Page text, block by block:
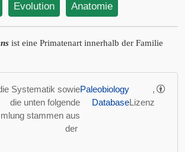
Evolution Anatomie
ist eine Primatenart innerhalb der Familie
Systematik sowie
die unten folgende
stammen aus
der
Paleobiology
Database
,
Lizenz